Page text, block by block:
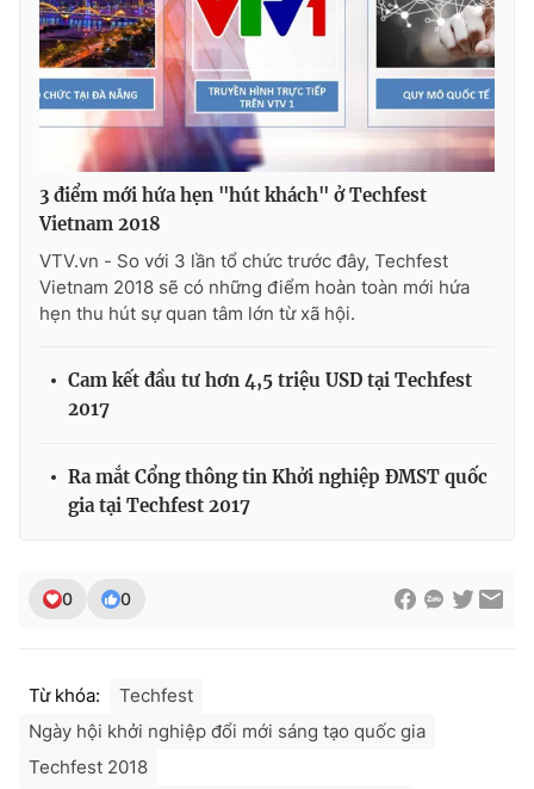
3 điểm mới hứa hẹn "hút khách" ở Techfest
Vietnam 2018
VTV.vn - So với 3 lần tổ chức trước đây, Techfest
Vietnam 2018 sẽ có những điểm hoàn toàn mới hứa
hẹn thu hút sự quan tâm lớn từ xã hội.
Cam kết đầu tư hơn 4,5 triệu USD tại Techfest
2017
Ra mắt Cổng thông tin Khởi nghiệp ĐMST quốc
gia tại Techfest 2017
0 0
Từ khóa:
Techfest
Ngày hội khởi nghiệp đổi mới sáng tạo quốc gia
Techfest 2018